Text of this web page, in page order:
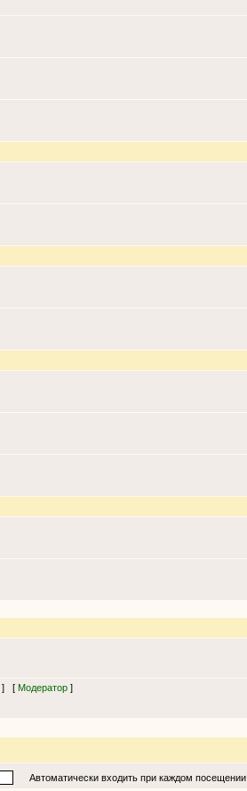
] [ Модератор ]
Автоматически входить при каждом посещении